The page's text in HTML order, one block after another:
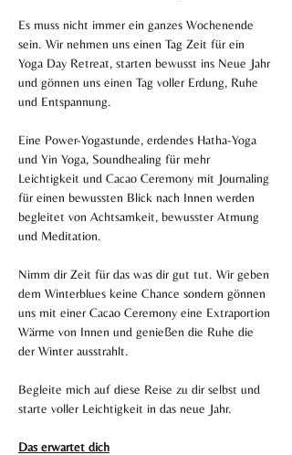
Es muss nicht immer ein ganzes Wochenende
sein. Wir nehmen uns einen Tag Zeit für ein
Yoga Day Retreat, starten bewusst ins Neue Jahr
und gönnen uns einen Tag voller Erdung, Ruhe
und Entspannung.
Eine Power-Yogastunde, erdendes Hatha-Yoga
und Yin Yoga, Soundhealing für mehr
Leichtigkeit und Cacao Ceremony mit Journaling
für einen bewussten Blick nach Innen werden
begleitet von Achtsamkeit, bewusster Atmung
und Meditation.
Nimm dir Zeit für das was dir gut tut. Wir geben
dem Winterblues keine Chance sondern gönnen
uns mit einer Cacao Ceremony eine Extraportion
Wärme von Innen und genießen die Ruhe die
der Winter ausstrahlt.
Begleite mich auf diese Reise zu dir selbst und
starte voller Leichtigkeit in das neue Jahr.
Das erwartet dich